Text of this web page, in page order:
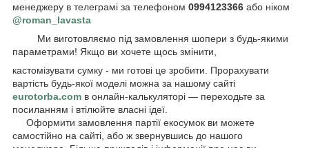
менеджеру в телеграмі за телефоном 0994123366 або ніком
@roman_lavasta
Ми виготовляємо під замовлення шопери з будь-якими
параметрами! Якщо ви хочете щось змінити,
кастомізувати сумку - ми готові це зробити. Прорахувати
вартість будь-якої моделі можна за нашому сайті
eurotorba.com в онлайн-калькуляторі — переходьте за
посиланням і втілюйте власні ідеї.
Оформити замовлення партії екосумок ви можете
самостійно на сайті, або ж звернувшись до нашого